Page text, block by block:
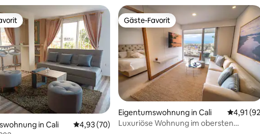
4,96 von 5, 26 Bewertungen
in Cali Durchschnittliche Bewertung: 4,93 von 5, 70
4,93 (70)
Gäste-Favorit
Gäste-Favorit
Eigentumswohnung in Cali
4,91
Luxuriöse Wohnung im obersten